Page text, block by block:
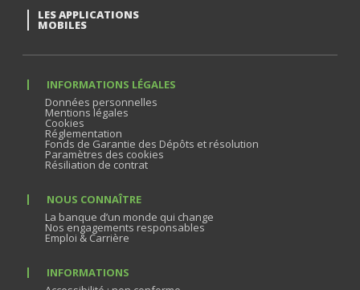
LES APPLICATIONS
MOBILES
INFORMATIONS LÉGALES
Données personnelles
Mentions légales
Cookies
Réglementation
Fonds de Garantie des Dépôts et résolution
Paramètres des cookies
Résiliation de contrat
NOUS CONNAÎTRE
La banque d’un monde qui change
Nos engagements responsables
Emploi & Carrière
INFORMATIONS